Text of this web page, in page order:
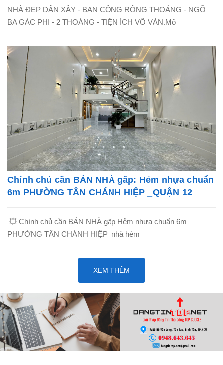
NHÀ ĐẸP DÂN XÂY - BAN CÔNG RỘNG THOÁNG - NGÕ
BA GÁC PHI - 2 THOÁNG - TIỆN ÍCH VÔ VÀN.Mô
Chính chủ cần BÁN NHÀ gấp: Hẻm nhựa chuẩn
6m PHƯỜNG TÂN CHÁNH HIỆP _QUẬN 12
💥 Chính chủ cần BÁN NHÀ gấp Hẻm nhựa chuẩn 6m
PHƯỜNG TÂN CHÁNH HIỆP nhà hẻm
XEM THÊM